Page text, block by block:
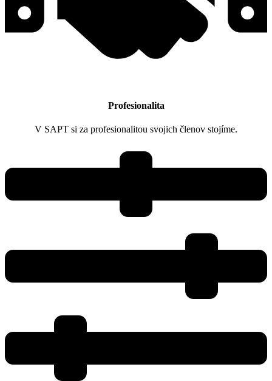
Profesionalita
V SAPT si za profesionalitou svojich členov stojíme.